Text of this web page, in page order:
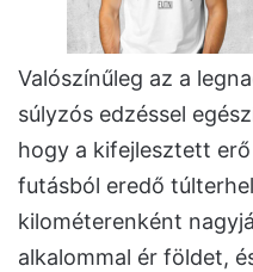
Valószínűleg az a
súlyzós edzéssel
hogy a kifejlesztett
futásból eredő
kilométerenként
alkalommal ér földet,